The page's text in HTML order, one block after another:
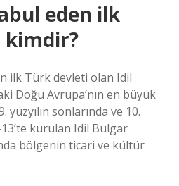
eden ilk
kimdir?
ilk Türk devleti olan Idil
Doğu Avrupa’nın en büyük
sonlarında ve 10.
13’te kurulan Idil Bulgar
bölgenin ticari ve kültür